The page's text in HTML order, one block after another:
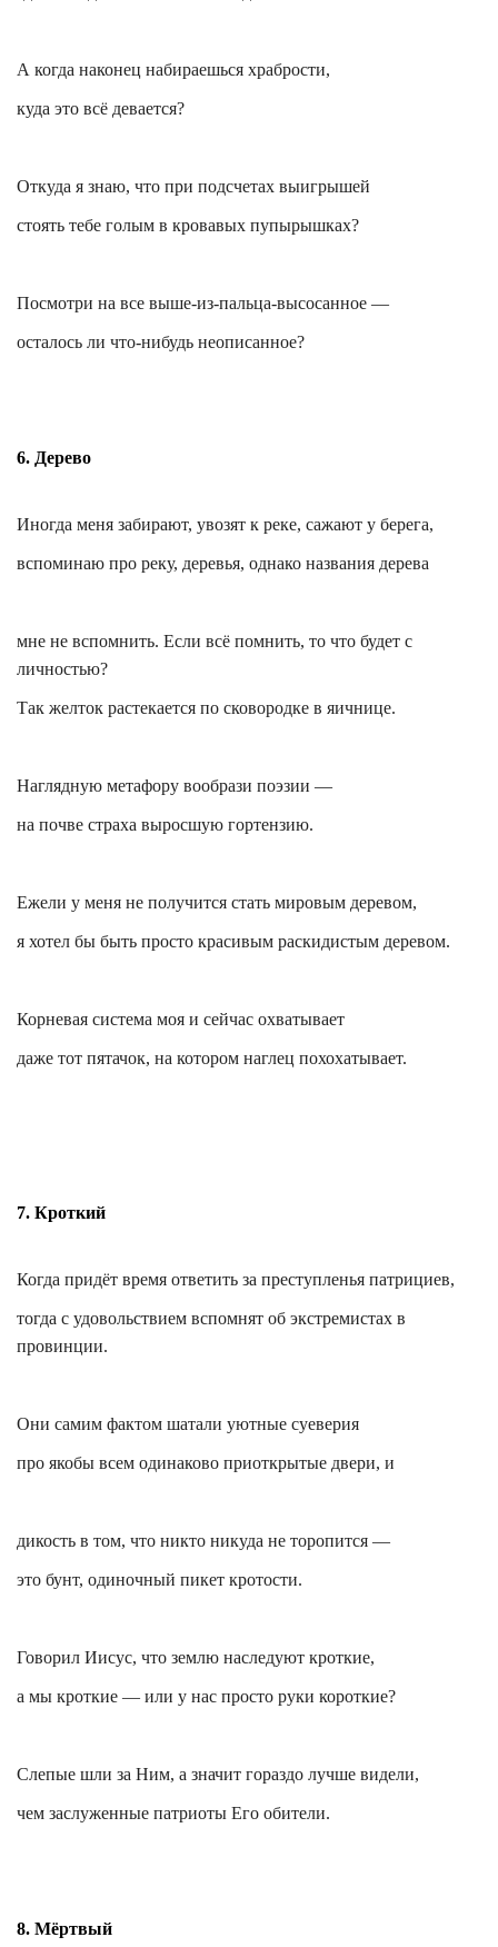
А когда наконец набираешься храбрости,
куда это всё девается?
Откуда я знаю, что при подсчетах выигрышей
стоять тебе голым в кровавых пупырышках?
Посмотри на все выше-из-пальца-высосанное —
осталось ли что-нибудь неописанное?
6. Дерево
Иногда меня забирают, увозят к реке, сажают у берега,
вспоминаю про реку, деревья, однако названия дерева
мне не вспомнить. Если всё помнить, то что будет с
личностью?
Так желток растекается по сковородке в яичнице.
Наглядную метафору вообрази поэзии —
на почве страха выросшую гортензию.
Ежели у меня не получится стать мировым деревом,
я хотел бы быть просто красивым раскидистым деревом.
Корневая система моя и сейчас охватывает
даже тот пятачок, на котором наглец похохатывает.
7. Кроткий
Когда придёт время ответить за преступленья патрициев,
тогда с удовольствием вспомнят об экстремистах в
провинции.
Они самим фактом шатали уютные суеверия
про якобы всем одинаково приоткрытые двери, и
дикость в том, что никто никуда не торопится —
это бунт, одиночный пикет кротости.
Говорил Иисус, что землю наследуют кроткие,
а мы кроткие — или у нас просто руки короткие?
Слепые шли за Ним, а значит гораздо лучше видели,
чем заслуженные патриоты Его обители.
8. Мёртвый